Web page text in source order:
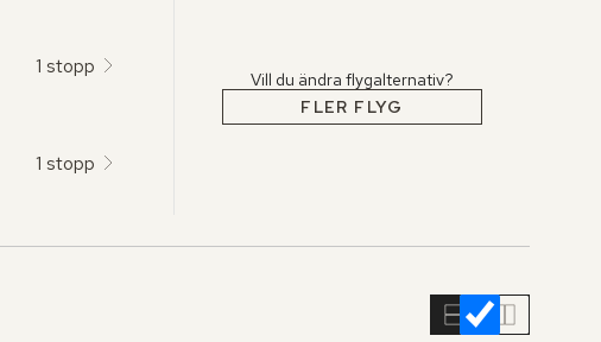
1 stopp
1 stopp
Vill du ändra flygalternativ?
FLER FLYG